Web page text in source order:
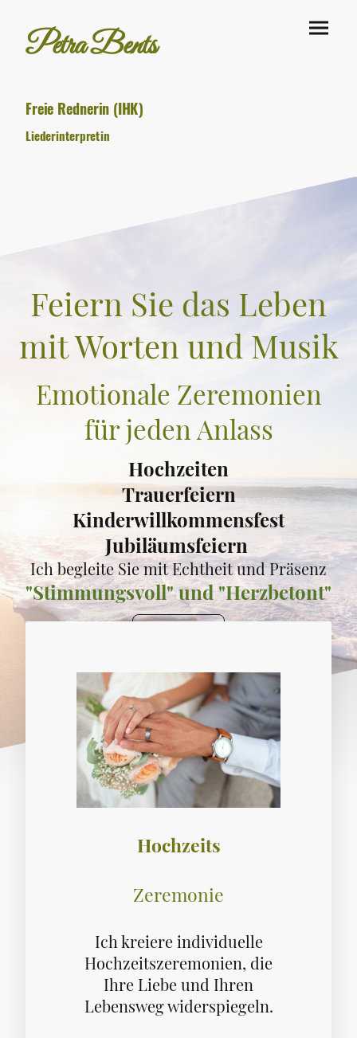
Petra Bents
Freie Rednerin (IHK)
Liederinterpretin
Feiern Sie das Leben
mit Worten und Musik
Emotionale Zeremonien
für jeden Anlass
Hochzeiten
Trauerfeiern
Kinderwillkommensfest
Jubiläumsfeiern
Ich begleite Sie mit Echtheit und Präsenz
"Stimmungsvoll" und "Herzbetont"
Hochzeits
Zeremonie
Ich kreiere individuelle
Hochzeitszeremonien, die
Ihre Liebe und Ihren
Lebensweg widerspiegeln.